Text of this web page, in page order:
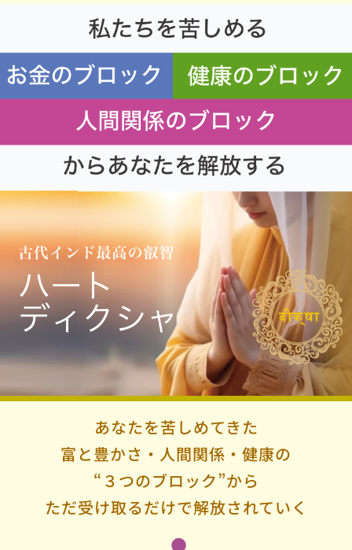
あなたを苦しめてきた
富と豊かさ・人間関係・健康の
“３つのブロック”から
ただ受け取るだけで解放されていく
●